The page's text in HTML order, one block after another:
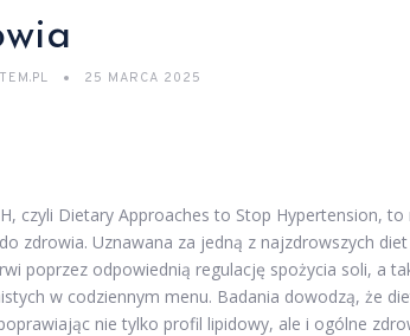
25 MARCA 2025
czyli Dietary Approaches to Stop Hypertension,
zdrowia. Uznawana za jedną z najzdrowszych
poprzez odpowiednią regulację spożycia soli, a
w codziennym menu. Badania dowodzą, że
nie tylko profil lipidowy, ale i ogólne